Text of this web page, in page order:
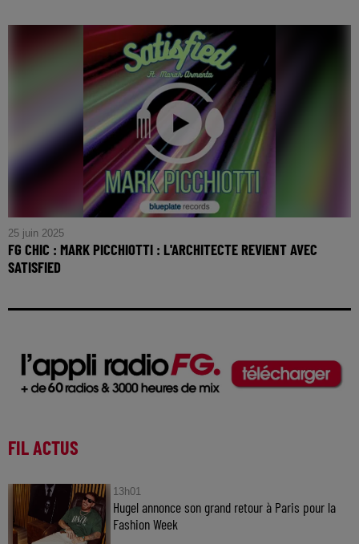
25 juin 2025
FG CHIC : MARK PICCHIOTTI : L'ARCHITECTE REVIENT AVEC
SATISFIED
FIL ACTUS
13h01
Hugel annonce son grand retour à Paris pour la
Fashion Week